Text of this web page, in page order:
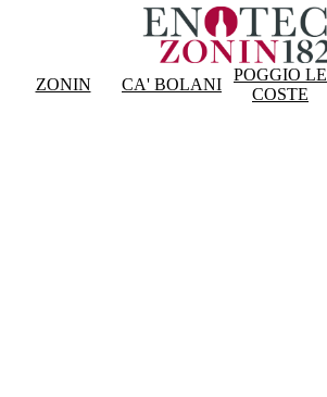
ZONIN CA' BOLANI
POGGIO LE
COSTE